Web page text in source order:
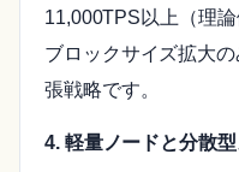
11,000TPS以上（理
ブロックサイズ拡大
張戦略です。
4. 軽量ノードと分散